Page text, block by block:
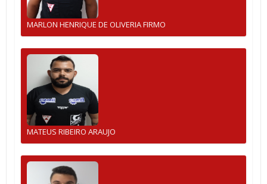
MARLON HENRIQUE DE OLIVERIA FIRMO
MATEUS RIBEIRO ARAUJO